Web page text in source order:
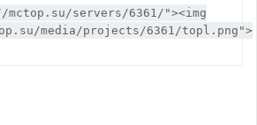
servers/6361/"><img
media/projects/6361/topl.png">